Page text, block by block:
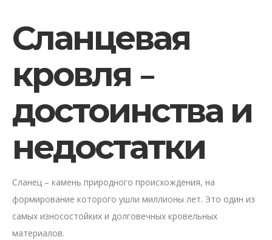
Сланцевая
кровля –
достоинства и
недостатки
Сланец – камень природного происхождения, на
формирование которого ушли миллионы лет. Это один из
самых износостойких и долговечных кровельных
материалов.